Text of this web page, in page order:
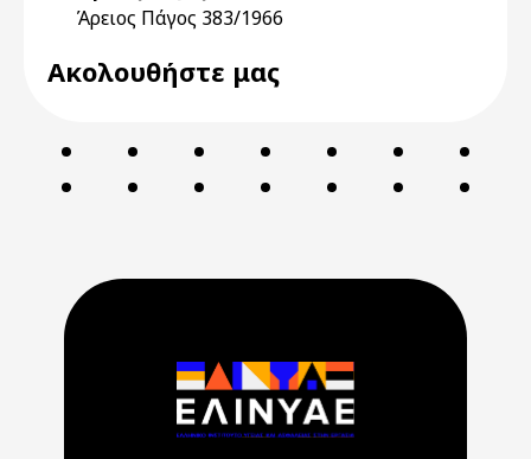
Άρειος Πάγος 383/1966
Ακολουθήστε μας